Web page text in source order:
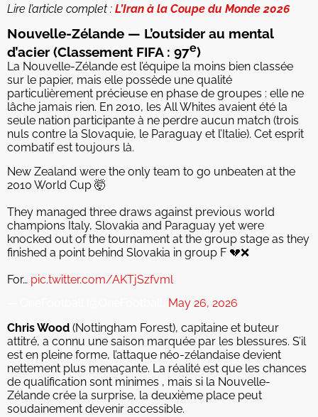
Lire l’article complet : L’Iran à la Coupe du Monde 2026
Nouvelle-Zélande — L’outsider au mental
d’acier (Classement FIFA : 97e)
La Nouvelle-Zélande est l’équipe la moins bien classée
sur le papier, mais elle possède une qualité
particulièrement précieuse en phase de groupes : elle ne
lâche jamais rien. En 2010, les All Whites avaient été la
seule nation participante à ne perdre aucun match (trois
nuls contre la Slovaquie, le Paraguay et l’Italie). Cet esprit
combatif est toujours là.
New Zealand were the only team to go unbeaten at the
2010 World Cup 🤯
They managed three draws against previous world
champions Italy, Slovakia and Paraguay yet were
knocked out of the tournament at the group stage as they
finished a point behind Slovakia in group F 💔❌
For… pic.twitter.com/AKTjSzfvml
May 26, 2026
Chris Wood (Nottingham Forest), capitaine et buteur
attitré, a connu une saison marquée par les blessures. S’il
est en pleine forme, l’attaque néo-zélandaise devient
nettement plus menaçante. La réalité est que les chances
de qualification sont minimes , mais si la Nouvelle-
Zélande crée la surprise, la deuxième place peut
soudainement devenir accessible.